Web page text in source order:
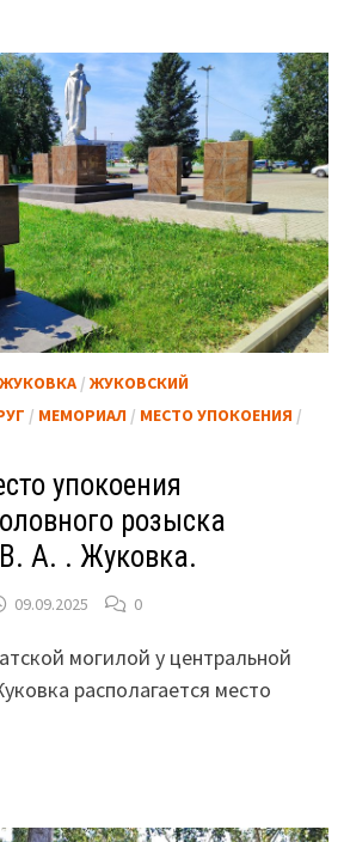
ЖУКОВКА/ ЖУКОВСКИЙ
/ МЕМОРИАЛ/ МЕСТО УПОКОЕНИЯ /
упокоения
розыска
А. . Жуковка.
09.09.2025 0
могилой у центральной
располагается место